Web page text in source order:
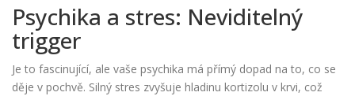
Psychika a stres: Neviditelný
trigger
Je to fascinující, ale vaše psychika má přímý dopad na to, co se
děje v pochvě. Silný stres zvyšuje hladinu kortizolu v krvi, což